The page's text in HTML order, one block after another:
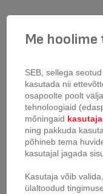
toote kood:L9936482
Tefal kaas läbimõõduga
silikoonist. Käepidemed
enam küpsetamise ajal
ümber korraldama.
pange lihtsalt üks kaas
alla. Silikoonviimistlus
Me
SEB, sellega
kasutada nii
osapoolte poolt
tehnoloogiaid
mõningaid
ning pakkuda
põhineb tema
kasutajal jagada
Kasutaja võib
ülaltoodud